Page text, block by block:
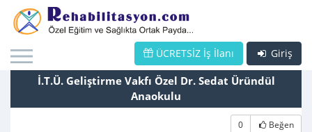
Giriş
ÜCRETSİZ İş İlanı
İ.T.Ü. Geliştirme Vakfı Özel Dr. Sedat Üründül
Anaokulu
0 Beğen